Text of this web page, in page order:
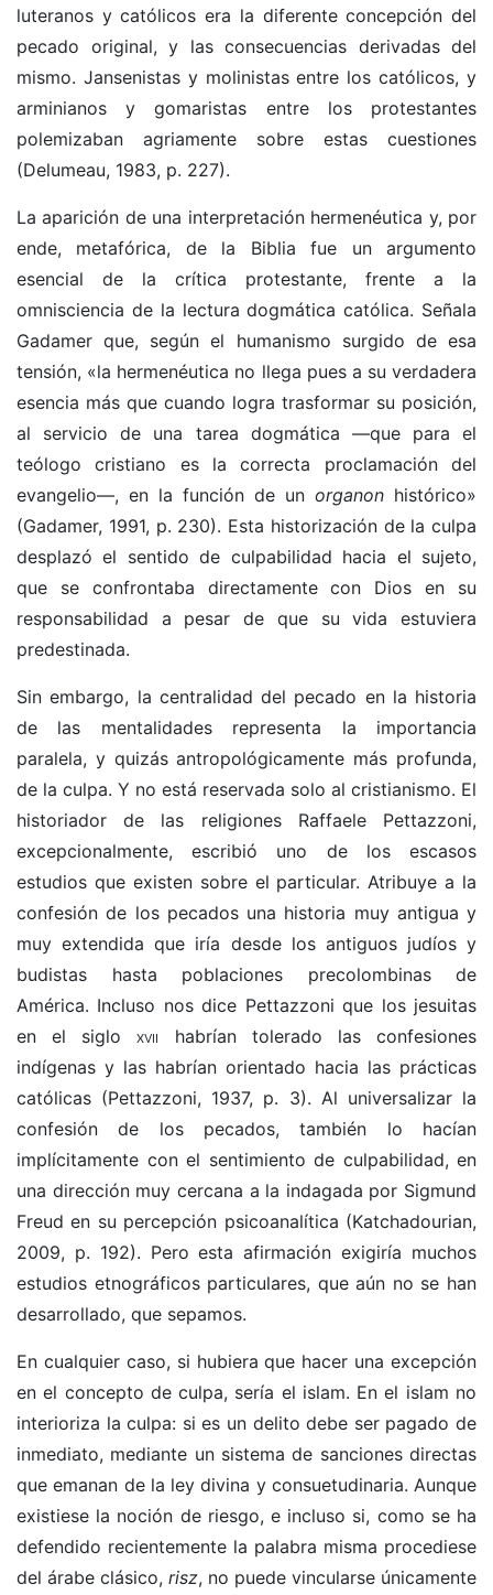
luteranos y católicos era la diferente concepción del
pecado original, y las consecuencias derivadas del
mismo. Jansenistas y molinistas entre los católicos, y
arminianos y gomaristas entre los protestantes
polemizaban agriamente sobre estas cuestiones
(Delumeau, 1983, p. 227).
La aparición de una interpretación hermenéutica y, por
ende, metafórica, de la Biblia fue un argumento
esencial de la crítica protestante, frente a la
omnisciencia de la lectura dogmática católica. Señala
Gadamer que, según el humanismo surgido de esa
tensión, «la hermenéutica no llega pues a su verdadera
esencia más que cuando logra trasformar su posición,
al servicio de una tarea dogmática —que para el
teólogo cristiano es la correcta proclamación del
evangelio—, en la función de un organon histórico»
(Gadamer, 1991, p. 230). Esta historización de la culpa
desplazó el sentido de culpabilidad hacia el sujeto,
que se confrontaba directamente con Dios en su
responsabilidad a pesar de que su vida estuviera
predestinada.
Sin embargo, la centralidad del pecado en la historia
de las mentalidades representa la importancia
paralela, y quizás antropológicamente más profunda,
de la culpa. Y no está reservada solo al cristianismo. El
historiador de las religiones Raffaele Pettazzoni,
excepcionalmente, escribió uno de los escasos
estudios que existen sobre el particular. Atribuye a la
confesión de los pecados una historia muy antigua y
muy extendida que iría desde los antiguos judíos y
budistas hasta poblaciones precolombinas de
América. Incluso nos dice Pettazzoni que los jesuitas
en el sigloxvii habrían tolerado las confesiones
indígenas y las habrían orientado hacia las prácticas
católicas (Pettazzoni, 1937, p. 3). Al universalizar la
confesión de los pecados, también lo hacían
implícitamente con el sentimiento de culpabilidad, en
una dirección muy cercana a la indagada por Sigmund
Freud en su percepción psicoanalítica (Katchadourian,
2009, p. 192). Pero esta afirmación exigiría muchos
estudios etnográficos particulares, que aún no se han
desarrollado, que sepamos.
En cualquier caso, si hubiera que hacer una excepción
en el concepto de culpa, sería el islam. En el islam no
interioriza la culpa: si es un delito debe ser pagado de
inmediato, mediante un sistema de sanciones directas
que emanan de la ley divina y consuetudinaria. Aunque
existiese la noción de riesgo, e incluso si, como se ha
defendido recientemente la palabra misma procediese
del árabe clásico, risz, no puede vincularse únicamente